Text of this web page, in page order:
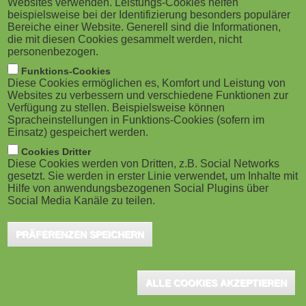
M
o
b
i
l
e
)
g
a
o
n
Kissing, Januar 2020 – Das Kissinger
Fachmedienhaus WEKA MEDIA baut sein
Strategiefeld Digitales Lernen weiter aus und
legt zum 1.1.2020 seine digitalen Lernaktivitäten
zusammen. In dem neu geschaffenen "Profit-Center
Digitales Lernen" werden die Bereiche und Teams von
ELUCYDATE und eLearning zusammengefasst.
Ebenfalls zu der neuen Einheit gehören seit dem
1.1.2020 die Mannheimer webculture GmbH und die
Kölner ILT Solutions GmbH, die zu diesem Zeitpunkt
sind. Standorte des neuen Profit-Centers sind Köln,
"Mit dem Auf- und Ausbau unseres Unterweisungsportfolios,
Websites verwenden. Leistungs-Cookies helfen
beispielsweise bei der Identifizierung besonders populärer
Bereiche einer Website. Generell sind die Informationen,
die mit diesen Cookies gesammelt werden, nicht
personenbezogen.
Funktions-Cookies
Diese Cookies ermöglichen es, Komfort und Leistung von
Websites zu verbessern und verschiedene Funktionen zur
Verfügung zu stellen. Beispielsweise können
Spracheinstellungen in Funktions-Cookies (sofern im
Einsatz) gespeichert werden.
Cookies Dritter
Diese Cookies werden von Dritten, z.B. Social Networks
gesetzt. Sie werden in erster Linie verwendet, um Inhalte mit
Hilfe von anwendungsbezogenen Social Plugins über
Social Media Kanäle zu teilen.
PRÄFERENZEN SPEICHERN
ALLE COOKIES AKZEPTIEREN